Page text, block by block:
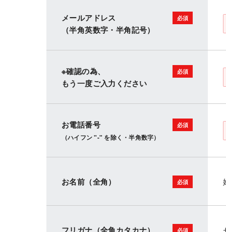
メールアドレス
（半角英数字・半角記号）
※確認の為、
もう一度ご入力ください
お電話番号
（ハイフン "-" を除く・半角数字）
お名前（全角）